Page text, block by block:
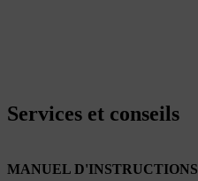
Services et conseils
MANUEL D'INSTRUCTIONS